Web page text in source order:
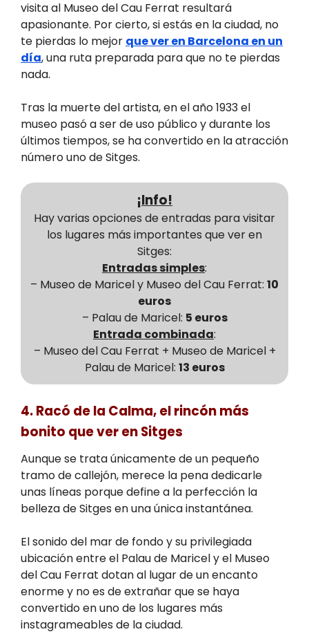
visita al Museo del Cau Ferrat resultará
apasionante. Por cierto, si estás en la ciudad, no
te pierdas lo mejor que ver en Barcelona en un
día, una ruta preparada para que no te pierdas
nada.
Tras la muerte del artista, en el año 1933 el
museo pasó a ser de uso público y durante los
últimos tiempos, se ha convertido en la atracción
número uno de Sitges.
¡Info!
Hay varias opciones de entradas para visitar
los lugares más importantes que ver en
Sitges:
Entradas simples:
– Museo de Maricel y Museo del Cau Ferrat: 10
euros
– Palau de Maricel: 5 euros
Entrada combinada:
– Museo del Cau Ferrat + Museo de Maricel +
Palau de Maricel: 13 euros
4. Racó de la Calma, el rincón más
bonito que ver en Sitges
Aunque se trata únicamente de un pequeño
tramo de callejón, merece la pena dedicarle
unas líneas porque define a la perfección la
belleza de Sitges en una única instantánea.
El sonido del mar de fondo y su privilegiada
ubicación entre el Palau de Maricel y el Museo
del Cau Ferrat dotan al lugar de un encanto
enorme y no es de extrañar que se haya
convertido en uno de los lugares más
instagrameables de la ciudad.